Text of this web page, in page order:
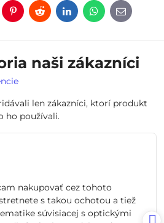
PinterestRedditLinkedInWhatsApp
E-
mail
naši zákazníci
len zákazníci, ktorí produkt
ho používali.
5
nakupovať cez tohoto
s takou ochotou a tiež
súvisiacej s optickými